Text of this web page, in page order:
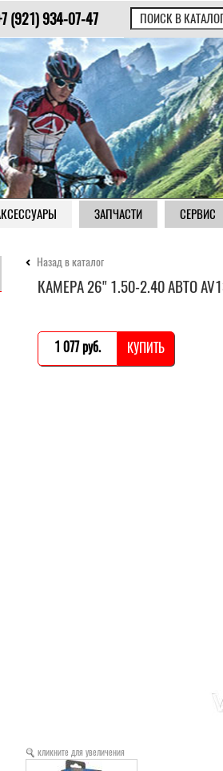
(921) 934-07-47
ЗАПЧАСТИ СЕРВИС
Назад в каталог
КАМЕРА 26" 1.50-2.40 АВТО
1 077 pуб. КУПИТЬ
кликните для увеличения